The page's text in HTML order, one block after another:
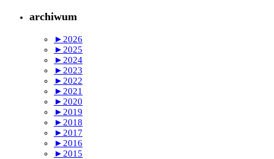
archiwum
► 2026
► 2025
► 2024
► 2023
► 2022
► 2021
► 2020
► 2019
► 2018
► 2017
► 2016
► 2015